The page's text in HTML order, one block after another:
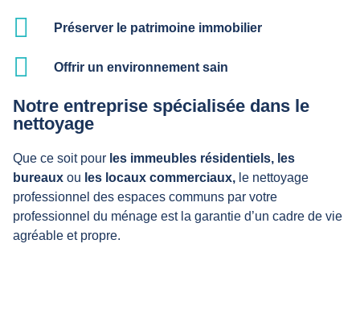
Préserver le patrimoine immobilier
Offrir un environnement sain
Notre entreprise spécialisée dans le
nettoyage
Que ce soit pour les immeubles résidentiels, les
bureaux ou les locaux commerciaux, le nettoyage
professionnel des espaces communs par votre
professionnel du ménage est la garantie d’un cadre de vie
agréable et propre.